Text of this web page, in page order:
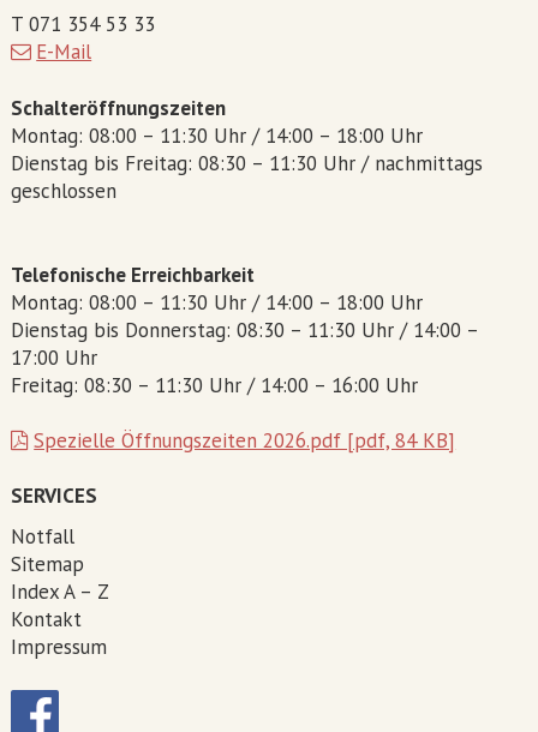
T 071 354 53 33
E-Mail
Schalteröffnungszeiten
Montag: 08:00 – 11:30 Uhr / 14:00 – 18:00 Uhr
Dienstag bis Freitag: 08:30 – 11:30 Uhr / nachmittags
geschlossen
Telefonische Erreichbarkeit
Montag: 08:00 – 11:30 Uhr / 14:00 – 18:00 Uhr
Dienstag bis Donnerstag: 08:30 – 11:30 Uhr / 14:00 –
17:00 Uhr
Freitag: 08:30 – 11:30 Uhr / 14:00 – 16:00 Uhr
Spezielle Öffnungszeiten 2026.pdf [pdf, 84 KB]
SERVICES
Notfall
Sitemap
Index A – Z
Kontakt
Impressum